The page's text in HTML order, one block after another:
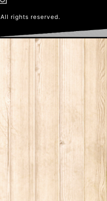
All rights reserved.